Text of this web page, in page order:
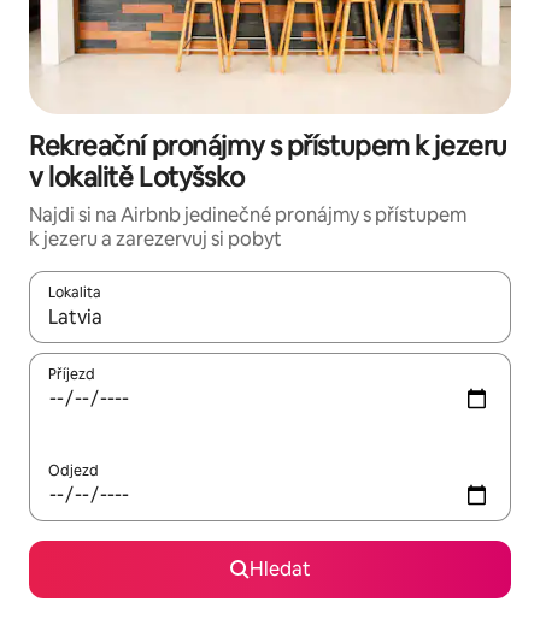
Rekreační pronájmy s přístupem k jezeru
v lokalitě Lotyšsko
Najdi si na Airbnb jedinečné pronájmy s přístupem
k jezeru a zarezervuj si pobyt
Lokalita
Až budou výsledky k dispozici, můžeš si je procházet pomocí
Příjezd
Odjezd
Hledat